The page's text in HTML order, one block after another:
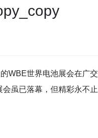
WBE世界电池展会在广交
虽已落幕，但精彩永不止